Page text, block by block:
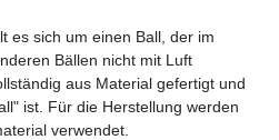
es sich um einen Ball, der im
Bällen nicht mit Luft
aus Material gefertigt und
ist. Für die Herstellung werden
verwendet.